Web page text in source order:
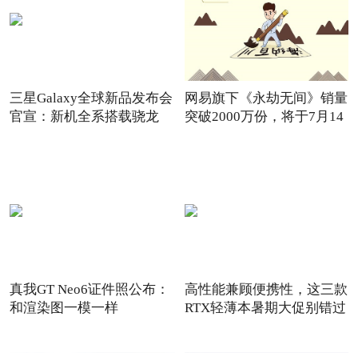
三星Galaxy全球新品发布会
官宣：新机全系搭载骁龙
网易旗下《永劫无间》销量
突破2000万份，将于7月14
真我GT Neo6证件照公布：
和渲染图一模一样
高性能兼顾便携性，这三款
RTX轻薄本暑期大促别错过